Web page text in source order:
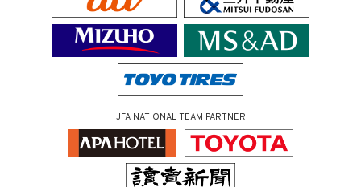
JFA NATIONAL TEAM PARTNER